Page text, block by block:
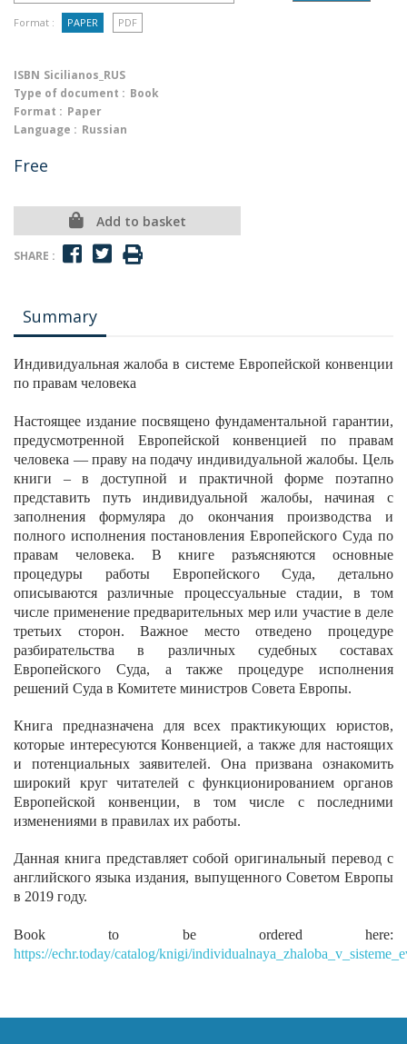
Format : PAPER PDF
ISBN Sicilianos_RUS
Type of document : Book
Format : Paper
Language : Russian
Free
Add to basket
SHARE :
Summary
Индивидуальная жалоба в системе Европейской конвенции
по правам человека
Настоящее издание посвящено фундаментальной гарантии,
предусмотренной Европейской конвенцией по правам
человека — праву на подачу индивидуальной жалобы. Цель
книги – в доступной и практичной форме поэтапно
представить путь индивидуальной жалобы, начиная с
заполнения формуляра до окончания производства и
полного исполнения постановления Европейского Суда по
правам человека. В книге разъясняются основные
процедуры работы Европейского Суда, детально
описываются различные процессуальные стадии, в том
числе применение предварительных мер или участие в деле
третьих сторон. Важное место отведено процедуре
разбирательства в различных судебных составах
Европейского Суда, а также процедуре исполнения
решений Суда в Комитете министров Совета Европы.
Книга предназначена для всех практикующих юристов,
которые интересуются Конвенцией, а также для настоящих
и потенциальных заявителей. Она призвана ознакомить
широкий круг читателей с функционированием органов
Европейской конвенции, в том числе с последними
изменениями в правилах их работы.
Данная книга представляет собой оригинальный перевод с
английского языка издания, выпущенного Советом Европы
в 2019 году.
Book to be ordered here:
https://echr.today/catalog/knigi/